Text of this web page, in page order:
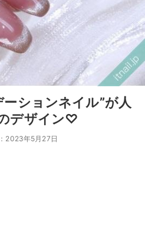
ションネイル”が人
デザイン♡
2023年5月27日